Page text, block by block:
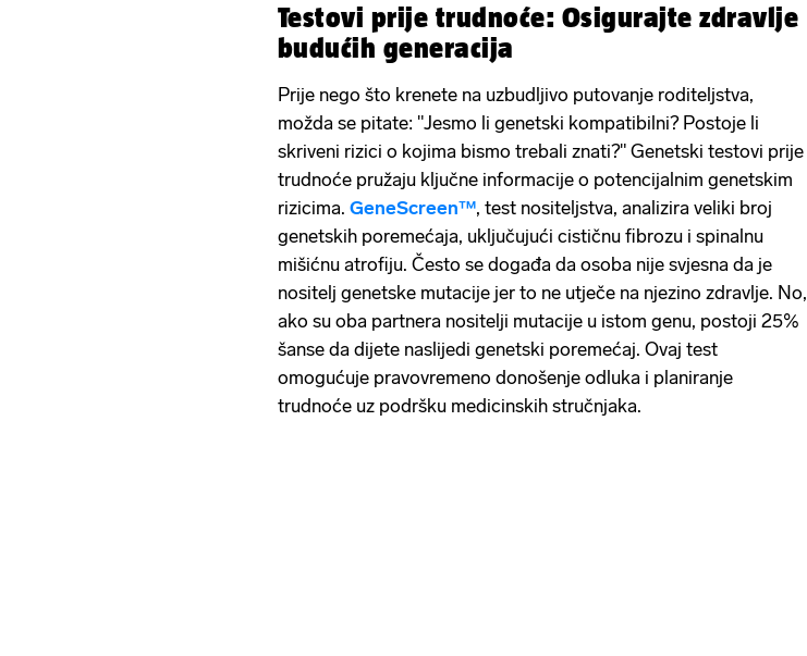
Testovi prije trudnoće: Osigurajte zdravlje
budućih generacija
Prije nego što krenete na uzbudljivo putovanje roditeljstva,
možda se pitate: "Jesmo li genetski kompatibilni? Postoje li
skriveni rizici o kojima bismo trebali znati?" Genetski testovi prije
trudnoće pružaju ključne informacije o potencijalnim genetskim
rizicima. GeneScreen™, test nositeljstva, analizira veliki broj
genetskih poremećaja, uključujući cističnu fibrozu i spinalnu
mišićnu atrofiju. Često se događa da osoba nije svjesna da je
nositelj genetske mutacije jer to ne utječe na njezino zdravlje. No,
ako su oba partnera nositelji mutacije u istom genu, postoji 25%
šanse da dijete naslijedi genetski poremećaj. Ovaj test
omogućuje pravovremeno donošenje odluka i planiranje
trudnoće uz podršku medicinskih stručnjaka.